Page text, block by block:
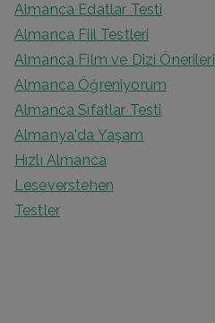
Almanca Edatlar Testi
Almanca Fiil Testleri
Almanca Film ve Dizi Önerileri
Almanca Öğreniyorum
Almanca Sıfatlar Testi
Almanya'da Yaşam
Hızlı Almanca
Leseverstehen
Testler